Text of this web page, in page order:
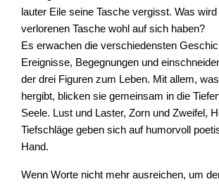
lauter Eile seine Tasche vergisst. Was
verlorenen Tasche wohl auf sich haben?
Es erwachen die verschiedensten
Ereignisse, Begegnungen und
der drei Figuren zum Leben. Mit allem,
hergibt, blicken sie gemeinsam in die
Seele. Lust und Laster, Zorn und Zweifel,
Tiefschläge geben sich auf humorvoll
Hand.
Wenn Worte nicht mehr ausreichen, um